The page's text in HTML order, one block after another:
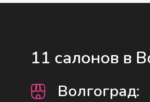
11 салонов в
Волгоград: